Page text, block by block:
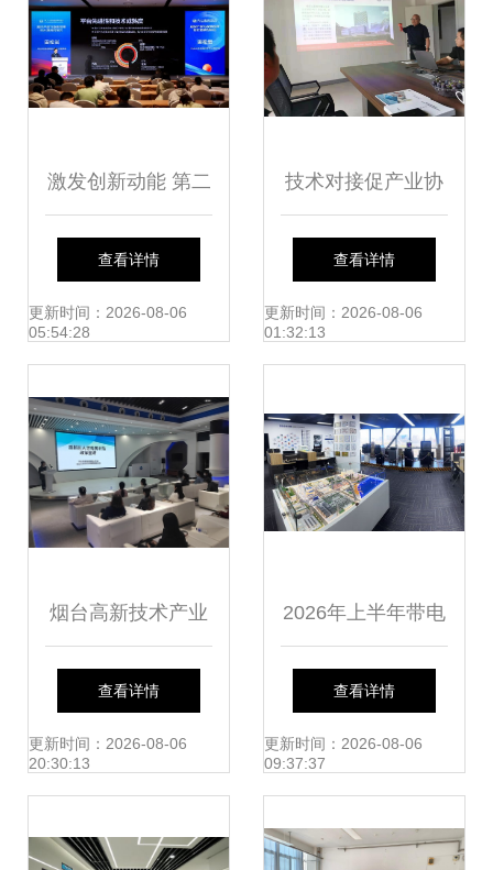
发与咨询协同赋能
激发创新动能 第二
十七届全国发明展
览会暨“一带一
发展大赛在石家庄
开幕
查看详情
更新时间：2026-08-06
05:54:28
技术对接促产业协
同的深度观察
查看详情
更新时间：2026-08-06
01:32:13
烟台高新技术产业
开发区
查看详情
更新时间：2026-08-06
20:30:13
2026年上半年带电
清洗厂家口碑推荐
榜 技术创新与服务
查看详情
更新时间：2026-08-06
09:37:37